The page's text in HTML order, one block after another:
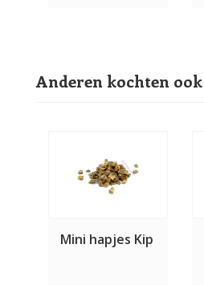
Anderen kochten ook
Mini hapjes Kip